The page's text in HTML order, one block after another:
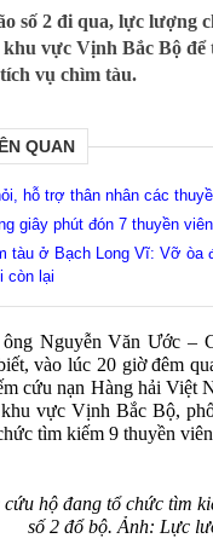
số 2 đi qua, lực lượng
vực Vịnh Bắc Bộ
vụ chìm tàu.
QUAN
hỗ trợ thân nhân các
giây phút đón 7 thuyền
tàu ở Bạch Long Vĩ: Vỡ òa
còn lại
Nguyễn Văn Ước –
vào lúc 20 giờ đêm
cứu nạn Hàng hải Việt
vực Vịnh Bắc Bộ,
tìm kiếm 9 thuyền
hộ đang tổ chức tìm
số 2 đổ bộ. Ảnh: Lực